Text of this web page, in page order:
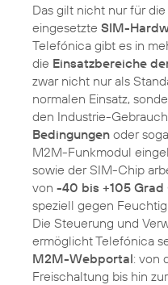
Das gilt nicht nur für
eingesetzte SIM-
Telefónica gibt es in
die Einsatzbereiche
zwar nicht nur als
normalen Einsatz,
den Industrie-
Bedingungen oder
M2M-Funkmodul
sowie der SIM-Chip
von -40 bis +105 Grad
speziell gegen
Die Steuerung und
ermöglicht Telefónica
M2M-Webportal: von
Freischaltung bis hin